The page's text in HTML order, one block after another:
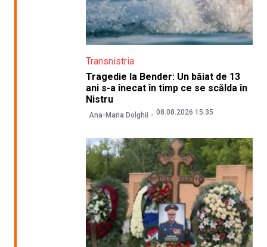
Transnistria
Tragedie la Bender: Un băiat de 13
ani s-a înecat în timp ce se scălda în
Nistru
Ana-Maria Dolghii 08.08.2026 15:35